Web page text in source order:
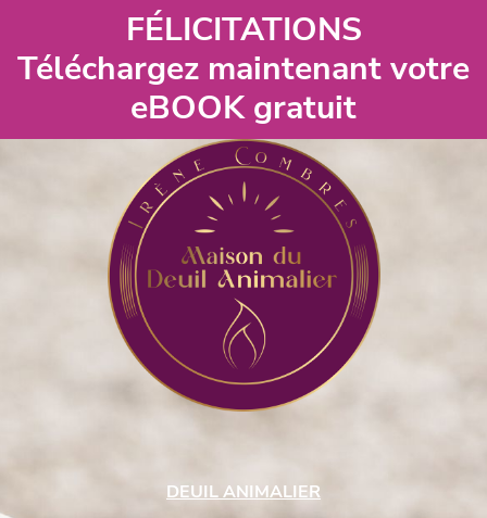
FÉLICITATIONS
Téléchargez maintenant votre
eBOOK gratuit​
DEUIL ANIMALIER​